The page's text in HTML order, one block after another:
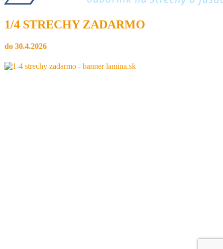
1/4 STRECHY ZADARMO
do 30.4.2026